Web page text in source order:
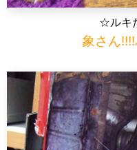
☆ルキ
象さん